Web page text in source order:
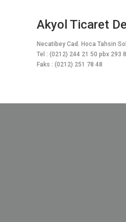
Akyol Ticaret
Necatibey Cad. Hoca Tahsin
Tel : (0212) 244 21 50 pbx 293
Faks : (0212) 251 78 48